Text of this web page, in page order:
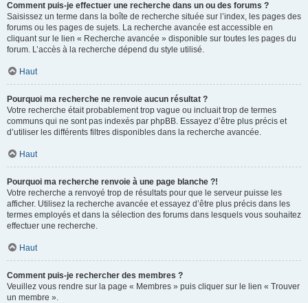
Comment puis-je effectuer une recherche dans un ou des forums ?
Saisissez un terme dans la boîte de recherche située sur l’index, les pages des
forums ou les pages de sujets. La recherche avancée est accessible en
cliquant sur le lien « Recherche avancée » disponible sur toutes les pages du
forum. L’accès à la recherche dépend du style utilisé.
Haut
Pourquoi ma recherche ne renvoie aucun résultat ?
Votre recherche était probablement trop vague ou incluait trop de termes
communs qui ne sont pas indexés par phpBB. Essayez d’être plus précis et
d’utiliser les différents filtres disponibles dans la recherche avancée.
Haut
Pourquoi ma recherche renvoie à une page blanche ?!
Votre recherche a renvoyé trop de résultats pour que le serveur puisse les
afficher. Utilisez la recherche avancée et essayez d’être plus précis dans les
termes employés et dans la sélection des forums dans lesquels vous souhaitez
effectuer une recherche.
Haut
Comment puis-je rechercher des membres ?
Veuillez vous rendre sur la page « Membres » puis cliquer sur le lien « Trouver
un membre ».